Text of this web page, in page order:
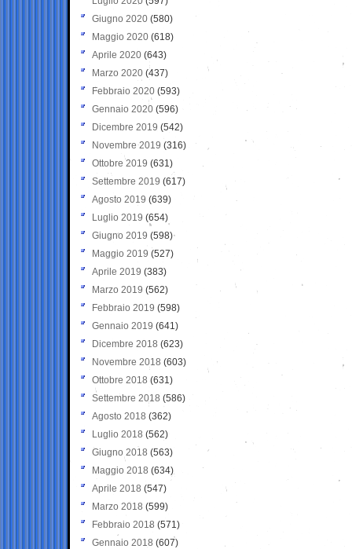
Giugno 2020 (580)
Maggio 2020 (618)
Aprile 2020 (643)
Marzo 2020 (437)
Febbraio 2020 (593)
Gennaio 2020 (596)
Dicembre 2019 (542)
Novembre 2019 (316)
Ottobre 2019 (631)
Settembre 2019 (617)
Agosto 2019 (639)
Luglio 2019 (654)
Giugno 2019 (598)
Maggio 2019 (527)
Aprile 2019 (383)
Marzo 2019 (562)
Febbraio 2019 (598)
Gennaio 2019 (641)
Dicembre 2018 (623)
Novembre 2018 (603)
Ottobre 2018 (631)
Settembre 2018 (586)
Agosto 2018 (362)
Luglio 2018 (562)
Giugno 2018 (563)
Maggio 2018 (634)
Aprile 2018 (547)
Marzo 2018 (599)
Febbraio 2018 (571)
Gennaio 2018 (607)